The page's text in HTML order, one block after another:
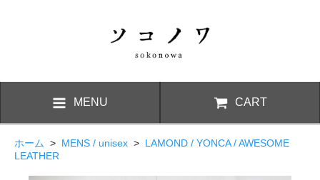
MENU CART
ホーム > MENS / unisex > LAMOND / YONCA / AWESOME
LEATHER